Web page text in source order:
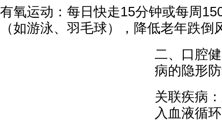
有氧运动：每日快走15分钟或每周
（如游泳、羽毛球），降低老年跌倒
二、口腔
病的隐形
关联疾病
入血液循